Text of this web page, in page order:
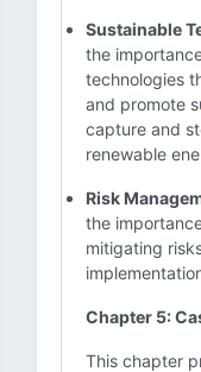
Sustainable
the
technologies
and promote
capture and
renewable
Risk
the
mitigating
Chapter 5:
This chapter